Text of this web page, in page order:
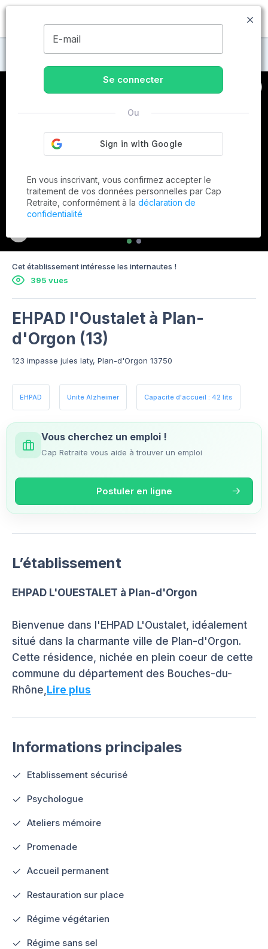
MENU
Maisons de retraite à Plan-d'Orgon
Cet établissement intéresse les internautes !
395 vues
EHPAD l'Oustalet à Plan-
d'Orgon (13)
123 impasse jules laty, Plan-d'Orgon 13750
EHPAD Unité Alzheimer Capacité d'accueil : 42 lits
Vous cherchez un emploi !
Cap Retraite vous aide à trouver un emploi
Postuler en ligne
L’établissement
EHPAD L'OUESTALET à Plan-d'Orgon
Bienvenue dans l'EHPAD L'Oustalet, idéalement
situé dans la charmante ville de Plan-d'Orgon.
Cette résidence, nichée en plein coeur de cette
commune du département des Bouches-du-
Rhône, Lire plus
Informations principales
Etablissement sécurisé
Psychologue
Ateliers mémoire
Promenade
Accueil permanent
Restauration sur place
Régime végétarien
Régime sans sel
E-mail
Se connecter
Ou
En vous inscrivant, vous confirmez accepter le
traitement de vos données personnelles par Cap
Retraite, conformément à la déclaration de
confidentialité